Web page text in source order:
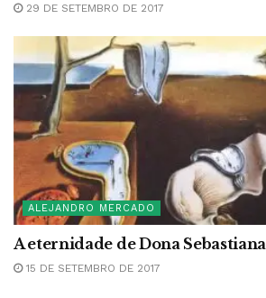
29 DE SETEMBRO DE 2017
ALEJANDRO MERCADO
A eternidade de Dona Sebastiana
15 DE SETEMBRO DE 2017